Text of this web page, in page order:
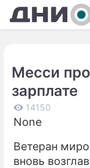
Месси
зарплате
14150
None
Ветеран
вновь